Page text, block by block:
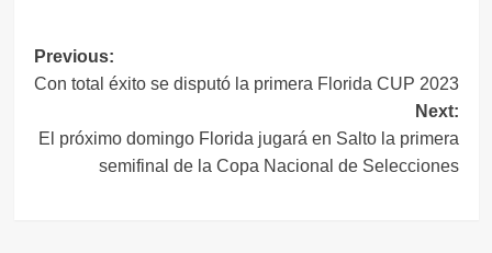
Navegación
de
entradas
Previous:
Con total éxito se disputó la primera Florida CUP 2023
Next:
El próximo domingo Florida jugará en Salto la primera
semifinal de la Copa Nacional de Selecciones